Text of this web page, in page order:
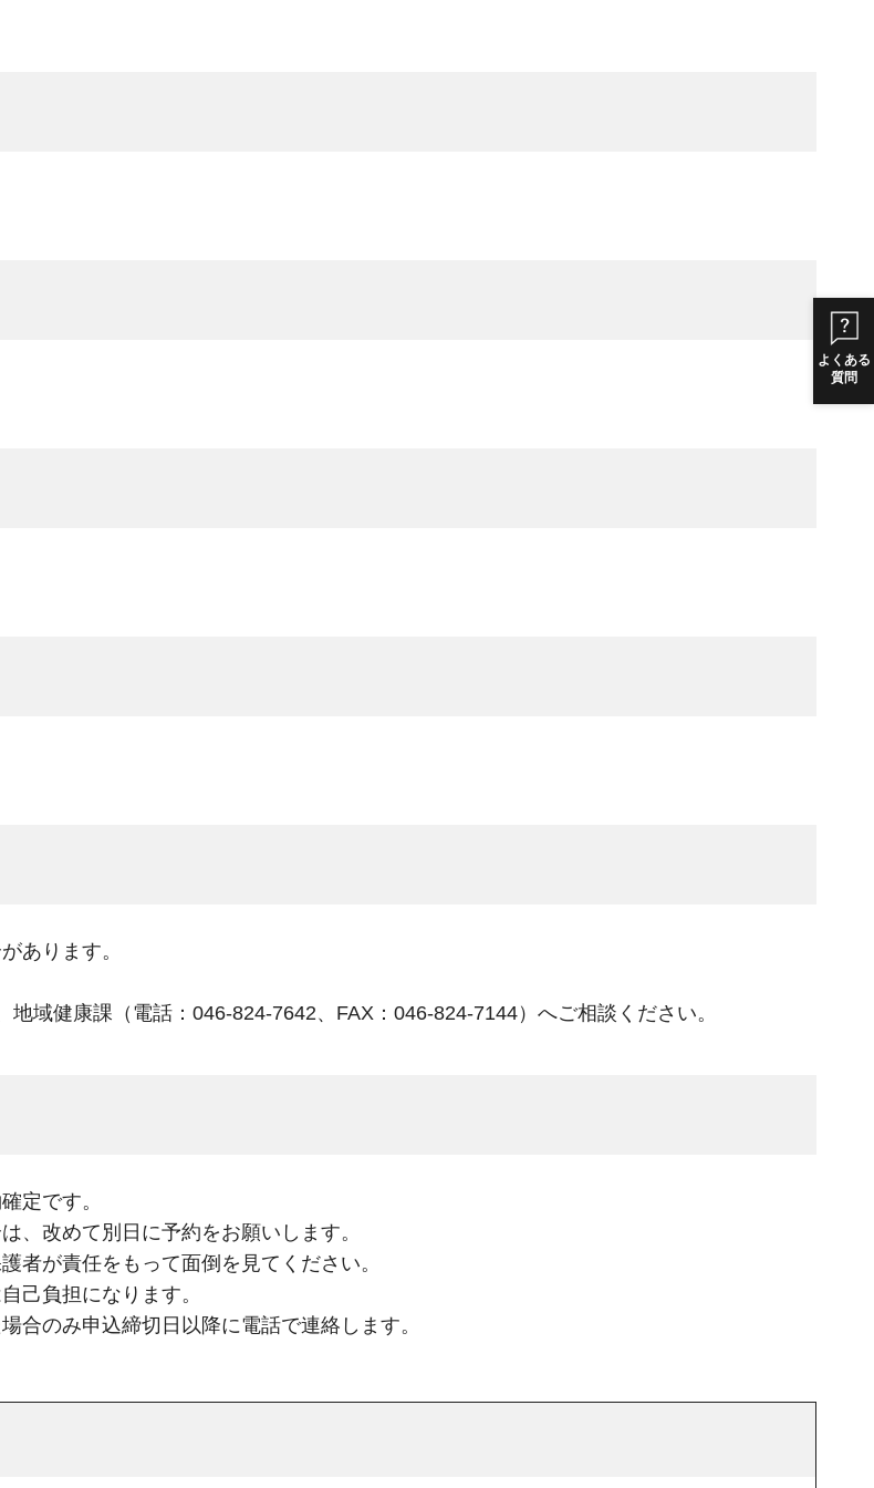
よくある
質問
あります。
域健康課（電話：046-824-7642、FAX：046-824-7144）へご相談ください。
定です。
、改めて別日に予約をお願いします。
者が責任をもって面倒を見てください。
己負担になります。
合のみ申込締切日以降に電話で連絡します。